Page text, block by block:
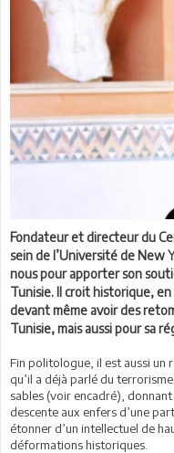
Fondateur et directeur du
sein de l’Université de New
nous pour apporter son
Tunisie. Il croit historique,
devant même avoir des
Tunisie, mais aussi pour sa
Fin politologue, il est aussi un
qu’il a déjà parlé du
sables (voir encadré),
descente aux enfers d’une
étonner d’un intellectuel de
déformations historiques.